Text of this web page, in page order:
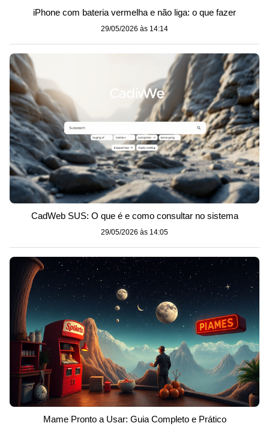
iPhone com bateria vermelha e não liga: o que fazer
29/05/2026 às 14:14
CadWeb SUS: O que é e como consultar no sistema
29/05/2026 às 14:05
Mame Pronto a Usar: Guia Completo e Prático